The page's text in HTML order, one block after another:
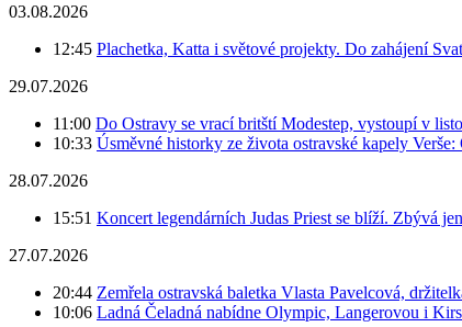
03.08.2026
12:45 Plachetka, Katta i světové projekty. Do zahájení
29.07.2026
11:00 Do Ostravy se vrací britští Modestep, vystoupí v
10:33 Úsměvné historky ze života ostravské kapely
28.07.2026
15:51 Koncert legendárních Judas Priest se blíží. Zbývá
27.07.2026
20:44 Zemřela ostravská baletka Vlasta Pavelcová,
10:06 Ladná Čeladná nabídne Olympic, Langerovou i